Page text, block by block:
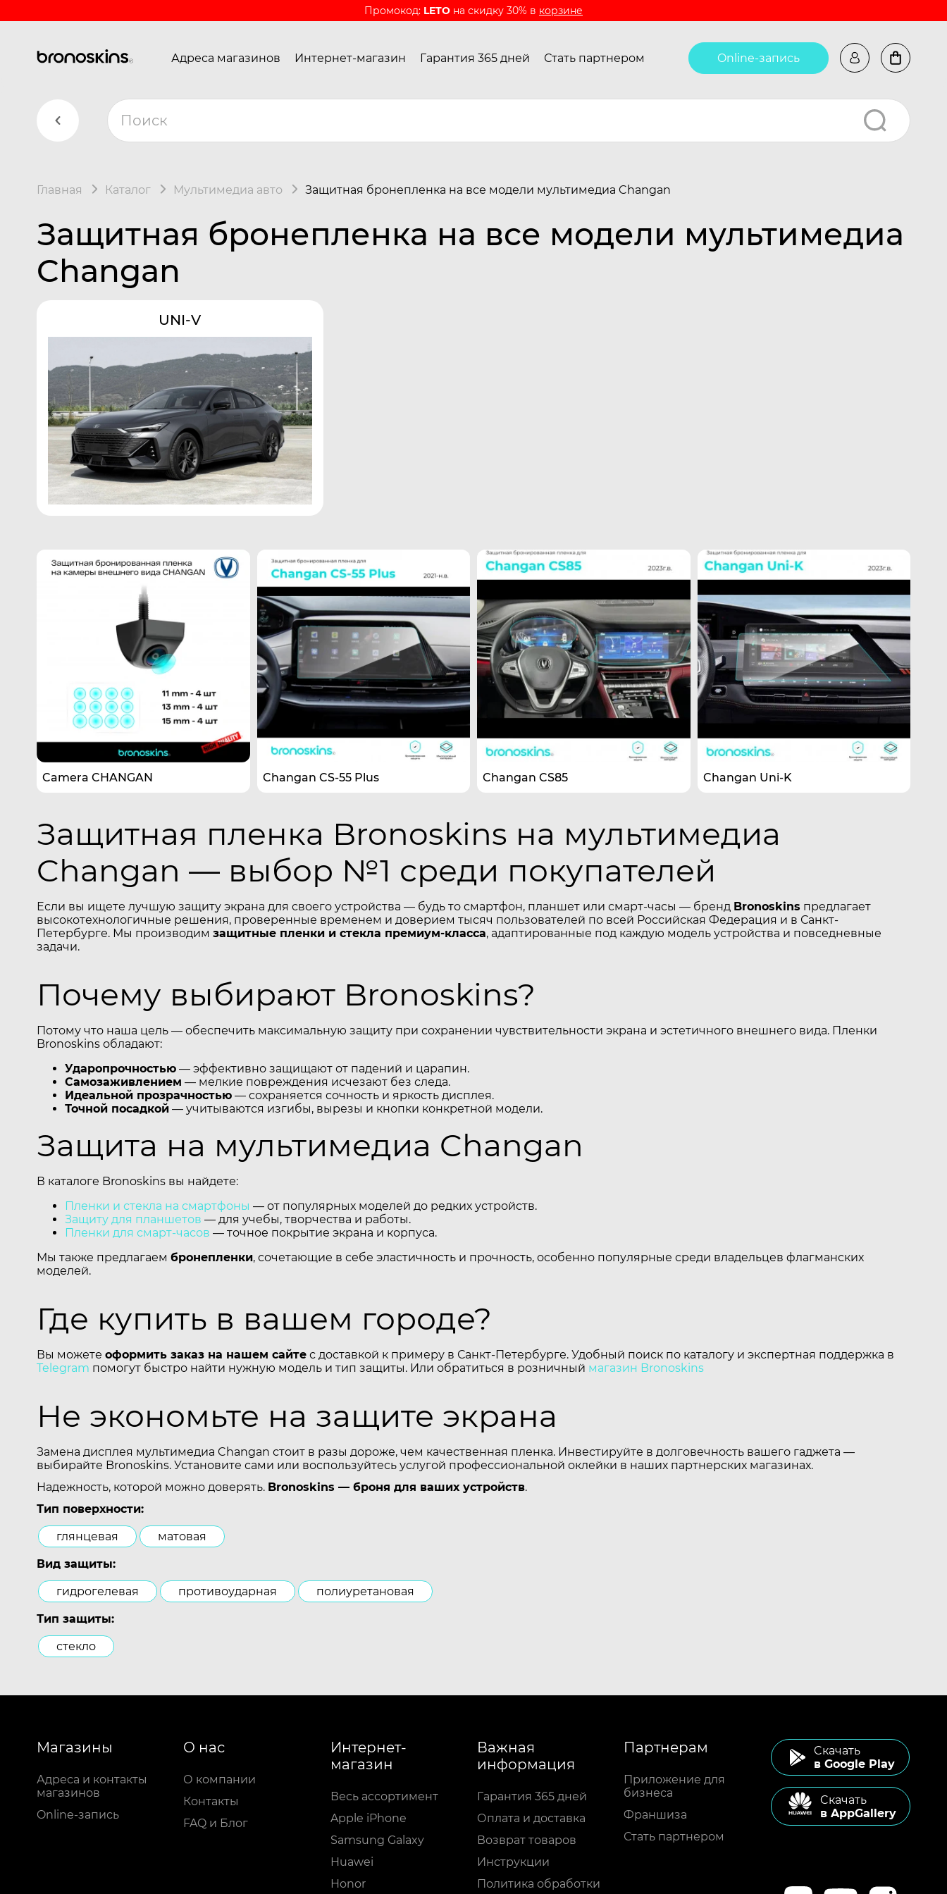
Промокод: LETO на скидку 30% в корзине
Адреса магазинов Интернет-магазин Гарантия 365 дней Стать партнером Online-запись
Главная Каталог Мультимедиа авто Защитная бронепленка на все модели мультимедиа Changan
Защитная бронепленка на все модели мультимедиа
Changan
UNI-V
Camera CHANGAN Changan CS-55 Plus Changan CS85 Changan Uni-K
Защитная пленка Bronoskins на мультимедиа
Changan — выбор №1 среди покупателей
Если вы ищете лучшую защиту экрана для своего устройства — будь то смартфон, планшет или смарт-часы — бренд Bronoskins предлагает
высокотехнологичные решения, проверенные временем и доверием тысяч пользователей по всей Российская Федерация и в Санкт-
Петербурге. Мы производим защитные пленки и стекла премиум-класса, адаптированные под каждую модель устройства и повседневные
задачи.
Почему выбирают Bronoskins?
Потому что наша цель — обеспечить максимальную защиту при сохранении чувствительности экрана и эстетичного внешнего вида. Пленки
Bronoskins обладают:
Ударопрочностью — эффективно защищают от падений и царапин.
Самозаживлением — мелкие повреждения исчезают без следа.
Идеальной прозрачностью — сохраняется сочность и яркость дисплея.
Точной посадкой — учитываются изгибы, вырезы и кнопки конкретной модели.
Защита на мультимедиа Changan
В каталоге Bronoskins вы найдете:
Пленки и стекла на смартфоны — от популярных моделей до редких устройств.
Защиту для планшетов — для учебы, творчества и работы.
Пленки для смарт-часов — точное покрытие экрана и корпуса.
Мы также предлагаем бронепленки, сочетающие в себе эластичность и прочность, особенно популярные среди владельцев флагманских
моделей.
Где купить в вашем городе?
Вы можете оформить заказ на нашем сайте с доставкой к примеру в Санкт-Петербурге. Удобный поиск по каталогу и экспертная поддержка в
Telegram помогут быстро найти нужную модель и тип защиты. Или обратиться в розничный магазин Bronoskins
Не экономьте на защите экрана
Замена дисплея мультимедиа Changan стоит в разы дороже, чем качественная пленка. Инвестируйте в долговечность вашего гаджета —
выбирайте Bronoskins. Установите сами или воспользуйтесь услугой профессиональной оклейки в наших партнерских магазинах.
Надежность, которой можно доверять. Bronoskins — броня для ваших устройств.
Тип поверхности:
глянцевая матовая
Вид защиты:
гидрогелевая противоударная полиуретановая
Тип защиты:
стекло
Магазины
Адреса и контакты
магазинов
Online-запись
О нас
О компании
Контакты
FAQ и Блог
Интернет-
магазин
Весь ассортимент
Apple iPhone
Samsung Galaxy
Huawei
Honor
Важная
информация
Гарантия 365 дней
Оплата и доставка
Возврат товаров
Инструкции
Политика обработки
Партнерам
Приложение для
бизнеса
Франшиза
Стать партнером
Cкачать
в Google Play
Cкачать
в AppGallery